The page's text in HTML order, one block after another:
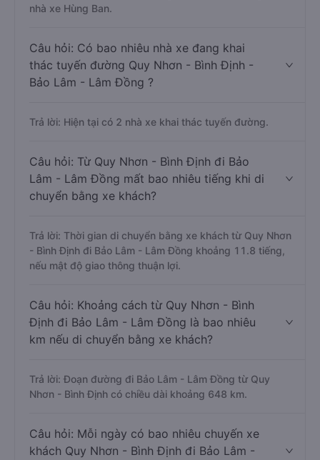
nhà xe Hùng Ban.
Câu hỏi: Có bao nhiêu nhà xe đang khai
thác tuyến đường Quy Nhơn - Bình Định -
Bảo Lâm - Lâm Đồng ?
Trả lời: Hiện tại có 2 nhà xe khai thác tuyến đường.
Câu hỏi: Từ Quy Nhơn - Bình Định đi Bảo
Lâm - Lâm Đồng mất bao nhiêu tiếng khi di
chuyển bằng xe khách?
Trả lời: Thời gian di chuyển bằng xe khách từ Quy Nhơn
- Bình Định đi Bảo Lâm - Lâm Đồng khoảng 11.8 tiếng,
nếu mật độ giao thông thuận lợi.
Câu hỏi: Khoảng cách từ Quy Nhơn - Bình
Định đi Bảo Lâm - Lâm Đồng là bao nhiêu
km nếu di chuyển bằng xe khách?
Trả lời: Đoạn đường đi Bảo Lâm - Lâm Đồng từ Quy
Nhơn - Bình Định có chiều dài khoảng 648 km.
Câu hỏi: Mỗi ngày có bao nhiêu chuyến xe
khách Quy Nhơn - Bình Định đi Bảo Lâm -